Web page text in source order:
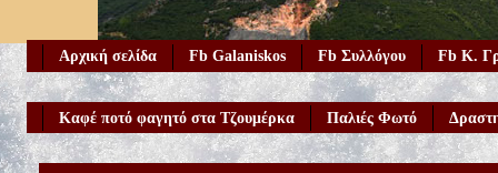
Αρχική σελίδα Fb Galaniskos Fb Συλλόγου Fb Κ.
Καφέ ποτό φαγητό στα Τζουμέρκα Παλιές Φωτό